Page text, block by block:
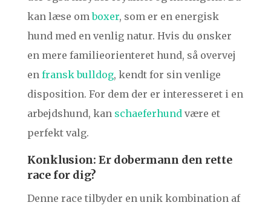
kan læse omboxer, som er en energisk
hund med en venlig natur. Hvis du ønsker
en mere familieorienteret hund, så overvej
en fransk bulldog, kendt for sin venlige
disposition. For dem der er interesseret i en
arbejdshund, kan schaeferhundvære et
perfekt valg.
Konklusion: Er dobermann den rette
race for dig?
Denne race tilbyder en unik kombination af